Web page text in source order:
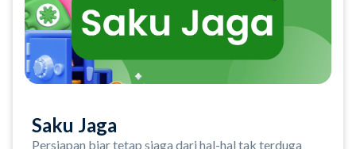
Saku Jaga
Persiapan biar tetap siaga dari hal-hal tak terduga